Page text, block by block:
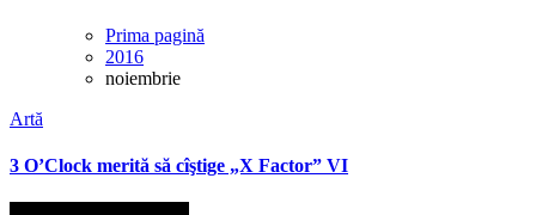
Prima pagină
2016
noiembrie
Artă
3 O’Clock merită să cîştige „X Factor” VI